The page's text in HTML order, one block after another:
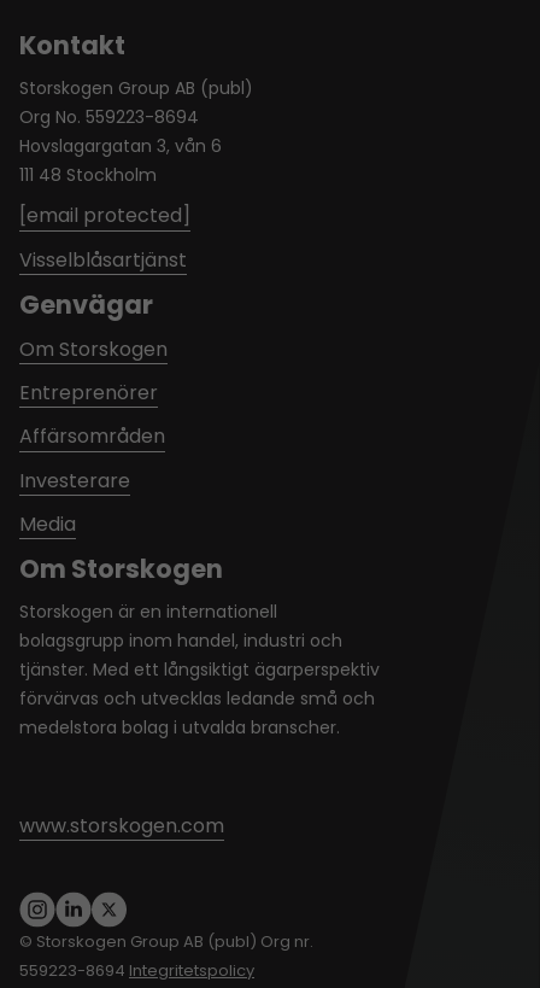
Om Storskogen
Storskogen är en internationell
bolagsgrupp inom handel, industri och
tjänster. Med ett långsiktigt ägarperspektiv
förvärvas och utvecklas ledande små och
medelstora bolag i utvalda branscher.
www.storskogen.com
Kontakt
Storskogen Group AB (publ)
Org No. 559223-8694
Hovslagargatan 3, vån 6
111 48 Stockholm
[email protected]
Visselblåsartjänst
Genvägar
Om Storskogen
Entreprenörer
Affärsområden
Investerare
Media
© Storskogen Group AB (publ) Org nr.
559223-8694 Integritetspolicy